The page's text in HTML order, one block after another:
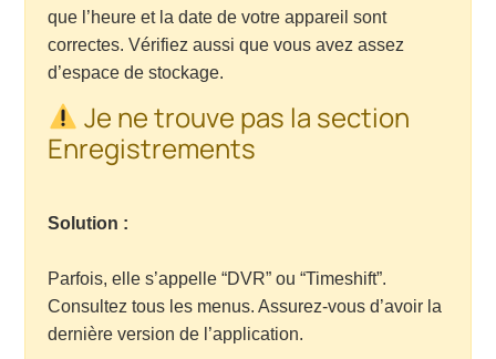
que l’heure et la date de votre appareil sont
correctes. Vérifiez aussi que vous avez assez
d’espace de stockage.
Je ne trouve pas la section
Enregistrements
Solution :
Parfois, elle s’appelle “DVR” ou “Timeshift”.
Consultez tous les menus. Assurez-vous d’avoir la
dernière version de l’application.